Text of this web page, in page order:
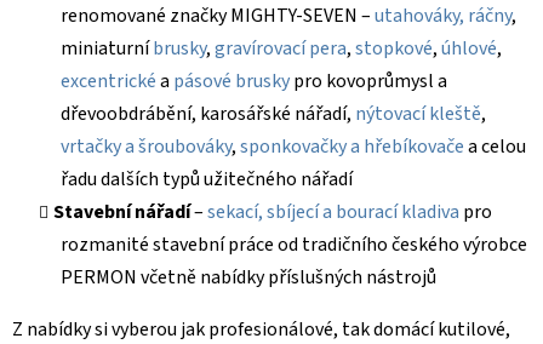
renomované značky MIGHTY-SEVEN –utahováky, ráčny,
miniaturníbrusky,gravírovací pera,stopkové,úhlové,
excentrickéa pásové bruskypro kovoprůmysl a
dřevoobdrábění, karosářské nářadí, nýtovací kleště,
vrtačky a šroubováky,sponkovačky a hřebíkovačea celou
řadu dalších typů užitečného nářadí
Stavební nářadí–sekací, sbíjecí a bourací kladiva pro
rozmanité stavební práce od tradičního českého výrobce
PERMON včetně nabídky příslušných nástrojů
Z nabídky si vyberou jak profesionálové, tak domácí kutilové,